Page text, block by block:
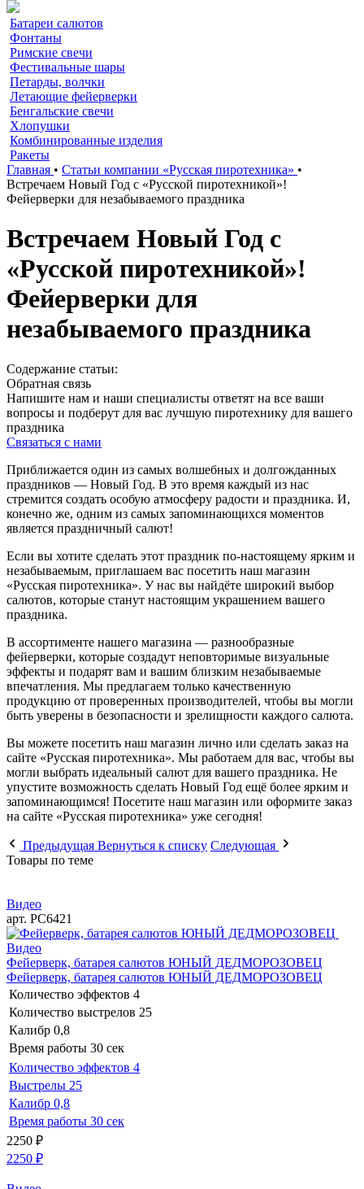
Батареи салютов
Фонтаны
Римские свечи
Фестивальные шары
Петарды, волчки
Летающие фейерверки
Бенгальские свечи
Хлопушки
Комбинированные изделия
Ракеты
Главная • Статьи компании «Русская пиротехника» •
Встречаем Новый Год с «Русской пиротехникой»!
Фейерверки для незабываемого праздника
Встречаем Новый Год с
«Русской пиротехникой»!
Фейерверки для
незабываемого праздника
Содержание статьи:
Обратная связь
Напишите нам и наши специалисты ответят на все ваши
вопросы и подберут для вас лучшую пиротехнику для вашего
праздника
Связаться с нами
Приближается один из самых волшебных и долгожданных
праздников — Новый Год. В это время каждый из нас
стремится создать особую атмосферу радости и праздника. И,
конечно же, одним из самых запоминающихся моментов
является праздничный салют!
Если вы хотите сделать этот праздник по-настоящему ярким и
незабываемым, приглашаем вас посетить наш магазин
«Русская пиротехника». У нас вы найдёте широкий выбор
салютов, которые станут настоящим украшением вашего
праздника.
В ассортименте нашего магазина — разнообразные
фейерверки, которые создадут неповторимые визуальные
эффекты и подарят вам и вашим близким незабываемые
впечатления. Мы предлагаем только качественную
продукцию от проверенных производителей, чтобы вы могли
быть уверены в безопасности и зрелищности каждого салюта.
Вы можете посетить наш магазин лично или сделать заказ на
сайте «Русская пиротехника». Мы работаем для вас, чтобы вы
могли выбрать идеальный салют для вашего праздника. Не
упустите возможность сделать Новый Год ещё более ярким и
запоминающимся! Посетите наш магазин или оформите заказ
на сайте «Русская пиротехника» уже сегодня!
Предыдущая Вернуться к списку Следующая
Товары по теме
Видео
арт. РС6421
Видео
Фейерверк, батарея салютов ЮНЫЙ ДЕДМОРОЗОВЕЦ
Фейерверк, батарея салютов ЮНЫЙ ДЕДМОРОЗОВЕЦ
Количество эффектов 4
Количество выстрелов 25
Калибр 0,8
Время работы 30 сек
Количество эффектов 4
Выстрелы 25
Калибр 0,8
Время работы 30 сек
2250 ₽
2250 ₽